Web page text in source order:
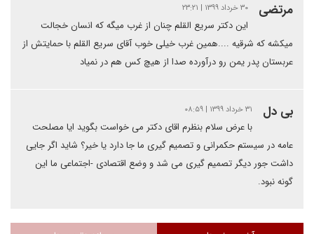
مرتضی ۳۰ خرداد ۱۳۹۹ | ۲۳:۲۱
این دکتر سریع القلم چنان از غرب میگه که انسان خجالت
میکشه که شرقیه ....همین غرب خیلی خوب آقای سریع القلم با حمایتش از
عربستان پدر یمن رو درآورده صدا از هیچ کس هم در نمیاد
بی دل ۳۱ خرداد ۱۳۹۹ | ۰۸:۵۹
با عرض سلام بنظرم اقای دکتر می خواست بگوید ایا مصلحت
عامه در سیستم حکمرانی و تصمیم گیری ما جا دارد یا خیر؟ شاید اگر جایی
داشت جور دیگر تصمیم گیری می شد و وضع اقتصادی -اجتماعی ما این
گونه نبود.